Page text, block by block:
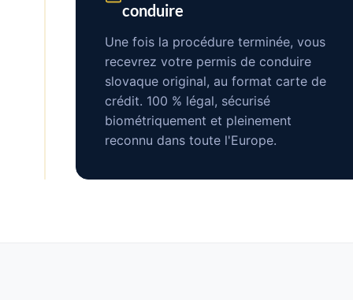
conduire
Une fois la procédure terminée, vous
recevrez votre permis de conduire
slovaque original, au format carte de
crédit. 100 % légal, sécurisé
biométriquement et pleinement
reconnu dans toute l'Europe.